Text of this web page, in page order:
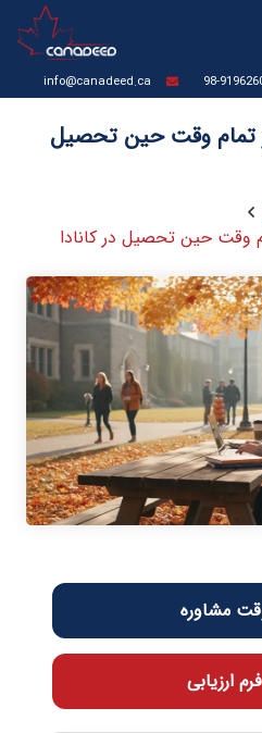
98-
info@canadeed.ca
تمام وقت حین تحصیل
مشاوره
فرم ارزیابی